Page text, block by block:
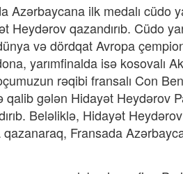
ilk medalı cüdo
qazandırıb. Cüdo
və dördqat Avropa
yarımfinalda isə kosovalı
rəqibi fransalı Con
gələn Hidayət Heydərov
Beləliklə, Hidayət
qazanaraq, Fransada